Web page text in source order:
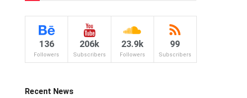
136
Followers
206k
Subscribers
23.9k
Followers
99
Subscribers
Recent News